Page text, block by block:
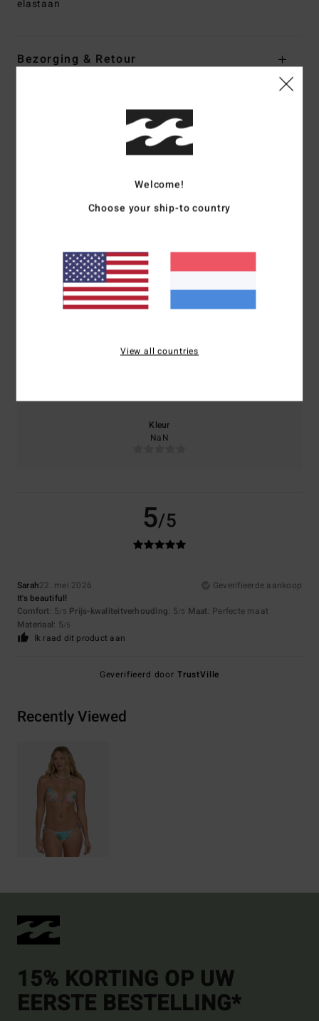
elastaan
Bezorging & Retour
Reviews van klanten
5.0/5
gebaseerd op1 geverifieerde beoordelingensinds mei 2026
100% van onze klanten bevelen dit product aan
Comfort
Kleur
NaN
5/5
Sarah22. mei 2026
Geverifieerde aankoop
It's beautiful!
Comfort: 5/5 Prijs-kwaliteitverhouding: 5/5 Maat: Perfecte maat
Materiaal: 5/5
Ik raad dit product aan
Geverifieerd door TrustVille
Recently Viewed
15% KORTING OP UW
EERSTE BESTELLING*
Welcome!
Choose your ship-to country
View all countries